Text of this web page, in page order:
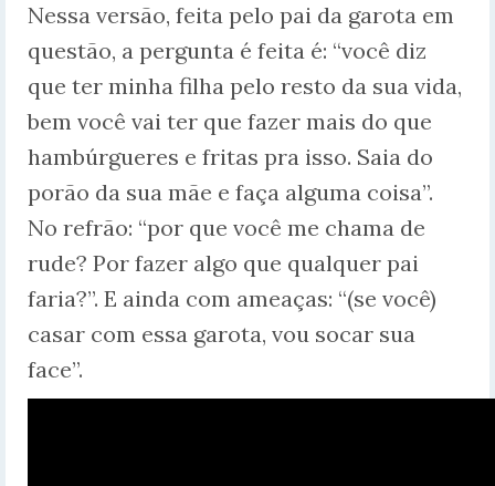
Nessa versão, feita pelo pai da garota em
questão, a pergunta é feita é: “você diz
que ter minha filha pelo resto da sua vida,
bem você vai ter que fazer mais do que
hambúrgueres e fritas pra isso. Saia do
porão da sua mãe e faça alguma coisa”.
No refrão: “por que você me chama de
rude? Por fazer algo que qualquer pai
faria?”. E ainda com ameaças: “(se você)
casar com essa garota, vou socar sua
face”.